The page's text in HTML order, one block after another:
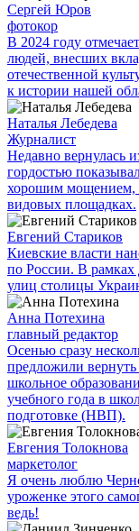
Сергей Юров
фотокор
В 2024 году
людей, внесших
отечественной
к истории нашей
Наталья Лебедева
Журналист
Недавно вернулась
гордостью
хорошим мощением,
видовых площадках.
Евгений Стариков
Киевские власти
по России. В
улиц столицы
Анна Потехина
главный редактор
Осенью сразу
предложили
школьное
учебного года в
подготовке (НВП).
Евгения Толокнова
маркетолог
Я очень люблю
уроженке этого
ведь!